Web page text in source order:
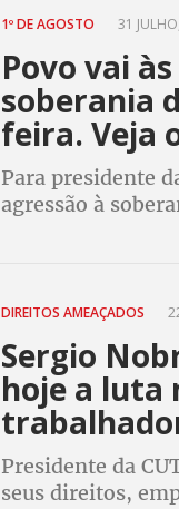
1º DE AGOSTO 31
Povo vai
soberania
feira. Veja
Para presidente
agressão à
DIREITOS AMEAÇADOS
Sergio
hoje a luta
Presidente da
seus direitos,